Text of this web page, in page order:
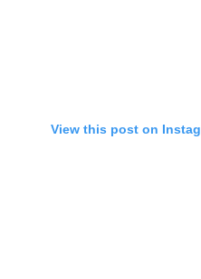
View this post on